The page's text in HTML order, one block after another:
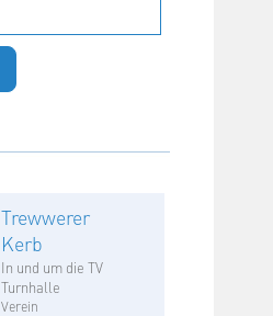
Trewwerer
Kerb
In und um die TV
Turnhalle
Verein